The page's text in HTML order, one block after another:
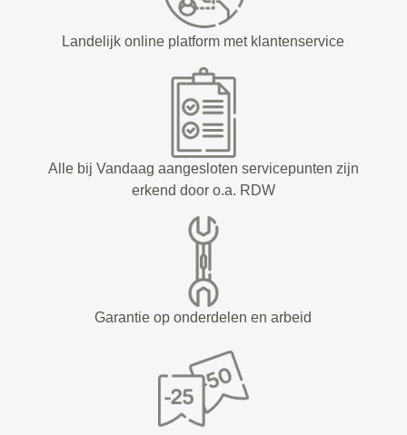
Landelijk online platform met klantenservice
Alle bij Vandaag aangesloten servicepunten zijn
erkend door o.a. RDW
Garantie op onderdelen en arbeid